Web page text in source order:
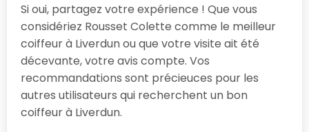
Si oui, partagez votre expérience ! Que vous
considériez Rousset Colette comme le meilleur
coiffeur à Liverdun ou que votre visite ait été
décevante, votre avis compte. Vos
recommandations sont précieuces pour les
autres utilisateurs qui recherchent un bon
coiffeur à Liverdun.